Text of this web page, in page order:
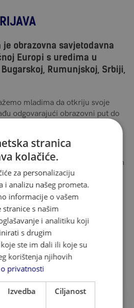
je obrazovna savjetodavna
Europi s uredima u
Rumunjskoj, Srbiji,
mladima da otkriju svoje
odgovarajući obrazovni put do
najbolje moguće obrazovanje.
žele unaprijediti svoje znanje
na najboljim
ili unaprijediti vještine u željenom
prolaze desetke obuka
klijentu ponudili 100%
i cjeloviti pristup.
BROJEVIMA
stranica
kolačiće.
za personalizaciju
i analizu našeg prometa.
informacije o vašem
stranice s našim
i analitiku koji
s drugim
ste im dali ili koje su
korištenja njihovih
privatnosti
Izvedba Ciljanost